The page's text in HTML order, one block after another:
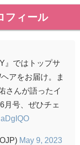
フィール
』ではトップサ
アをお届け。ま
さんが語ったイ
月号、ぜひチェ
May 9, 2023